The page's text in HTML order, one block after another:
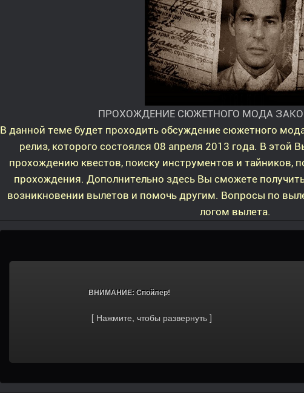
ПРОХОЖДЕНИЕ СЮЖЕТНОГО МОДА
В данной теме будет проходить обсуждение сюжетного
релиз, которого состоялся 08 апреля 2013 года. В этой
прохождению квестов, поиску инструментов и тайников,
прохождения. Дополнительно здесь Вы сможете
возникновении вылетов и помочь другим. Вопросы по
логом вылета.